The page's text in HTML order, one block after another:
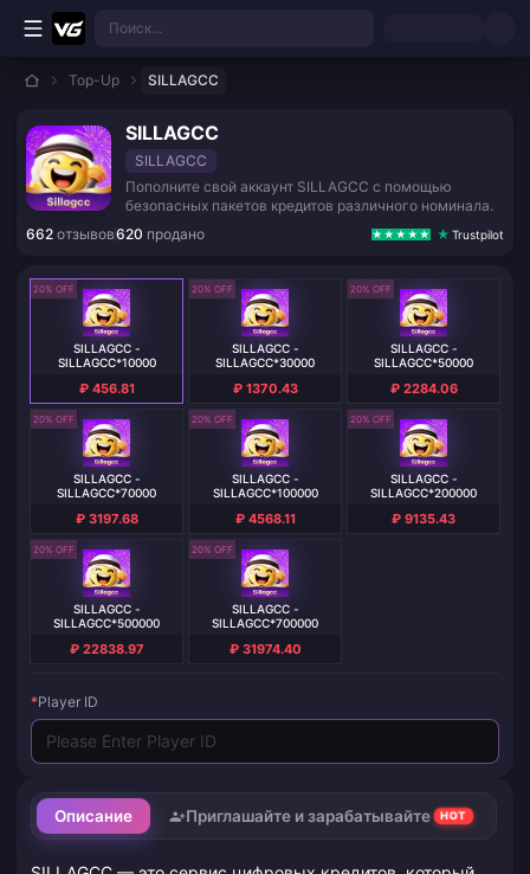
Перейти к основному контенту
Поиск...
Top-Up SILLAGCC
SILLAGCC
SILLAGCC
Пополните свой аккаунт SILLAGCC с помощью
безопасных пакетов кредитов различного номинала.
662 отзывов620 продано Trustpilot
Описание Приглашайте и зарабатывайте HOT
20% OFF
SILLAGCC -
SILLAGCC*10000
₽ 456.81
20% OFF
SILLAGCC -
SILLAGCC*30000
₽ 1370.43
20% OFF
SILLAGCC -
SILLAGCC*50000
₽ 2284.06
20% OFF
SILLAGCC -
SILLAGCC*70000
₽ 3197.68
20% OFF
SILLAGCC -
SILLAGCC*100000
₽ 4568.11
20% OFF
SILLAGCC -
SILLAGCC*200000
₽ 9135.43
20% OFF
SILLAGCC -
SILLAGCC*500000
₽ 22838.97
20% OFF
SILLAGCC -
SILLAGCC*700000
₽ 31974.40
*Player ID